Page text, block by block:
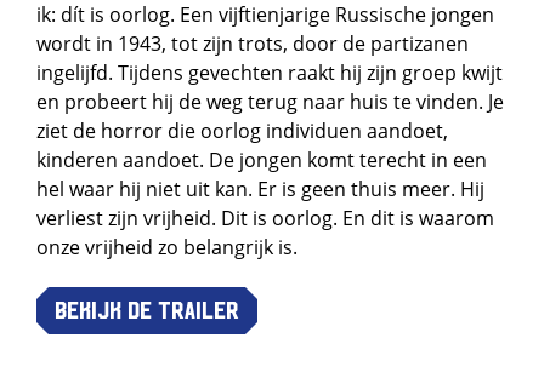
ik: dít is oorlog. Een vijftienjarige Russische jongen
wordt in 1943, tot zijn trots, door de partizanen
ingelijfd. Tijdens gevechten raakt hij zijn groep kwijt
en probeert hij de weg terug naar huis te vinden. Je
ziet de horror die oorlog individuen aandoet,
kinderen aandoet. De jongen komt terecht in een
hel waar hij niet uit kan. Er is geen thuis meer. Hij
verliest zijn vrijheid. Dit is oorlog. En dit is waarom
onze vrijheid zo belangrijk is.
Bekijk de trailer